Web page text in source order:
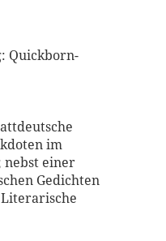
Quickborn-
im
einer
Gedichten